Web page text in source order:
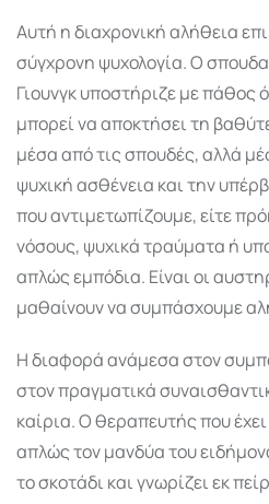
Αυτή η διαχρονική αλήθεια
σύγχρονη ψυχολογία. Ο
Γιουνγκ υποστήριζε με πάθος
μπορεί να αποκτήσει τη
μέσα από τις σπουδές, αλλά
ψυχική ασθένεια και την
που αντιμετωπίζουμε, είτε
νόσους, ψυχικά τραύματα ή
απλώς εμπόδια. Είναι οι
μαθαίνουν να συμπάσχουμε
Η διαφορά ανάμεσα στον
στον πραγματικά
καίρια. Ο θεραπευτής που
απλώς τον μανδύα του
το σκοτάδι και γνωρίζει εκ